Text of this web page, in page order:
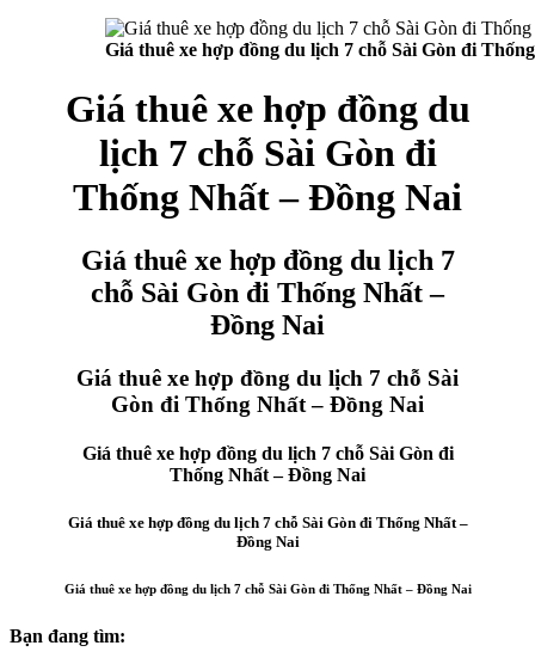
Giá thuê xe hợp đồng du lịch 7 chỗ Sài Gòn đi
Giá thuê xe hợp đồng du
lịch 7 chỗ Sài Gòn đi
Thống Nhất – Đồng Nai
Giá thuê xe hợp đồng du lịch 7
chỗ Sài Gòn đi Thống Nhất –
Đồng Nai
Giá thuê xe hợp đồng du lịch 7 chỗ Sài
Gòn đi Thống Nhất – Đồng Nai
Giá thuê xe hợp đồng du lịch 7 chỗ Sài Gòn đi
Thống Nhất – Đồng Nai
Giá thuê xe hợp đồng du lịch 7 chỗ Sài Gòn đi Thống Nhất –
Đồng Nai
Giá thuê xe hợp đồng du lịch 7 chỗ Sài Gòn đi Thống Nhất – Đồng Nai
Bạn đang tìm: